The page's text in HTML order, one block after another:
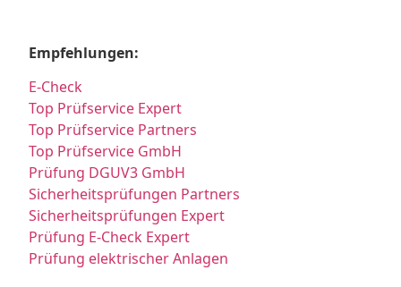
Empfehlungen:
E-Check
Top Prüfservice Expert
Top Prüfservice Partners
Top Prüfservice GmbH
Prüfung DGUV3 GmbH
Sicherheitsprüfungen Partners
Sicherheitsprüfungen Expert
Prüfung E-Check Expert
Prüfung elektrischer Anlagen